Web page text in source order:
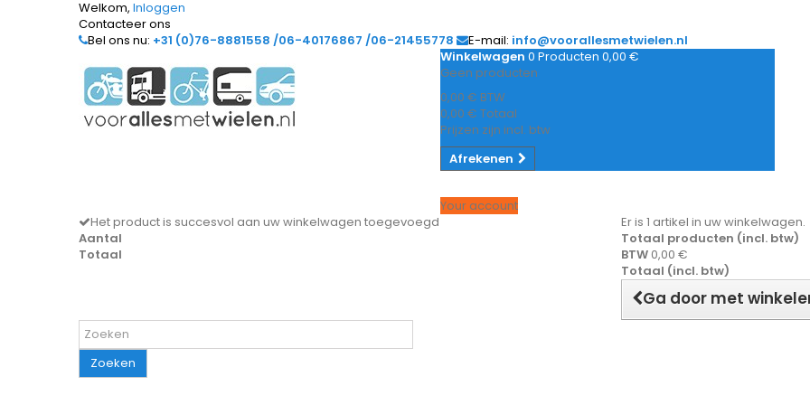
Welkom, Inloggen
Contacteer ons
Bel ons nu: +31 (0)76-8881558 /06-40176867 /06-21455778 E-mail: info@voorallesmetwielen.nl
Winkelwagen 0 Producten 0,00 €
Geen producten
0,00 € BTW
0,00 € Totaal
Prijzen zijn incl. btw
Afrekenen
Your account
Het product is succesvol aan uw winkelwagen toegevoegd
Aantal
Totaal
Er is 1 artikel in uw winkelwagen.
Totaal producten (incl. btw)
BTW 0,00 €
Totaal (incl. btw)
Ga door met
Zoeken